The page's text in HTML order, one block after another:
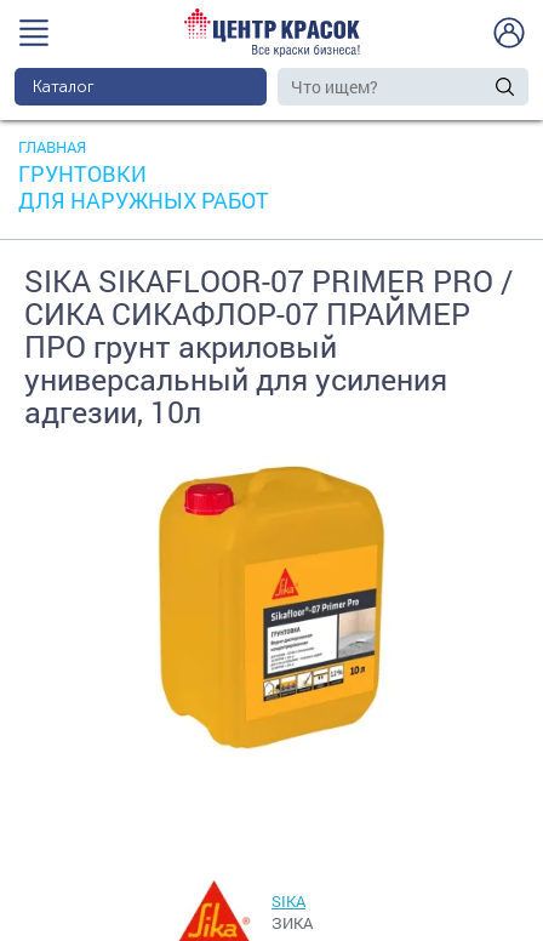
Каталог
ГЛАВНАЯ
ГРУНТОВКИ
ДЛЯ НАРУЖНЫХ РАБОТ
SIKA SIKAFLOOR-07 PRIMER PRO /
СИКА СИКАФЛОР-07 ПРАЙМЕР
ПРО грунт акриловый
универсальный для усиления
адгезии, 10л
SIKA
ЗИКА